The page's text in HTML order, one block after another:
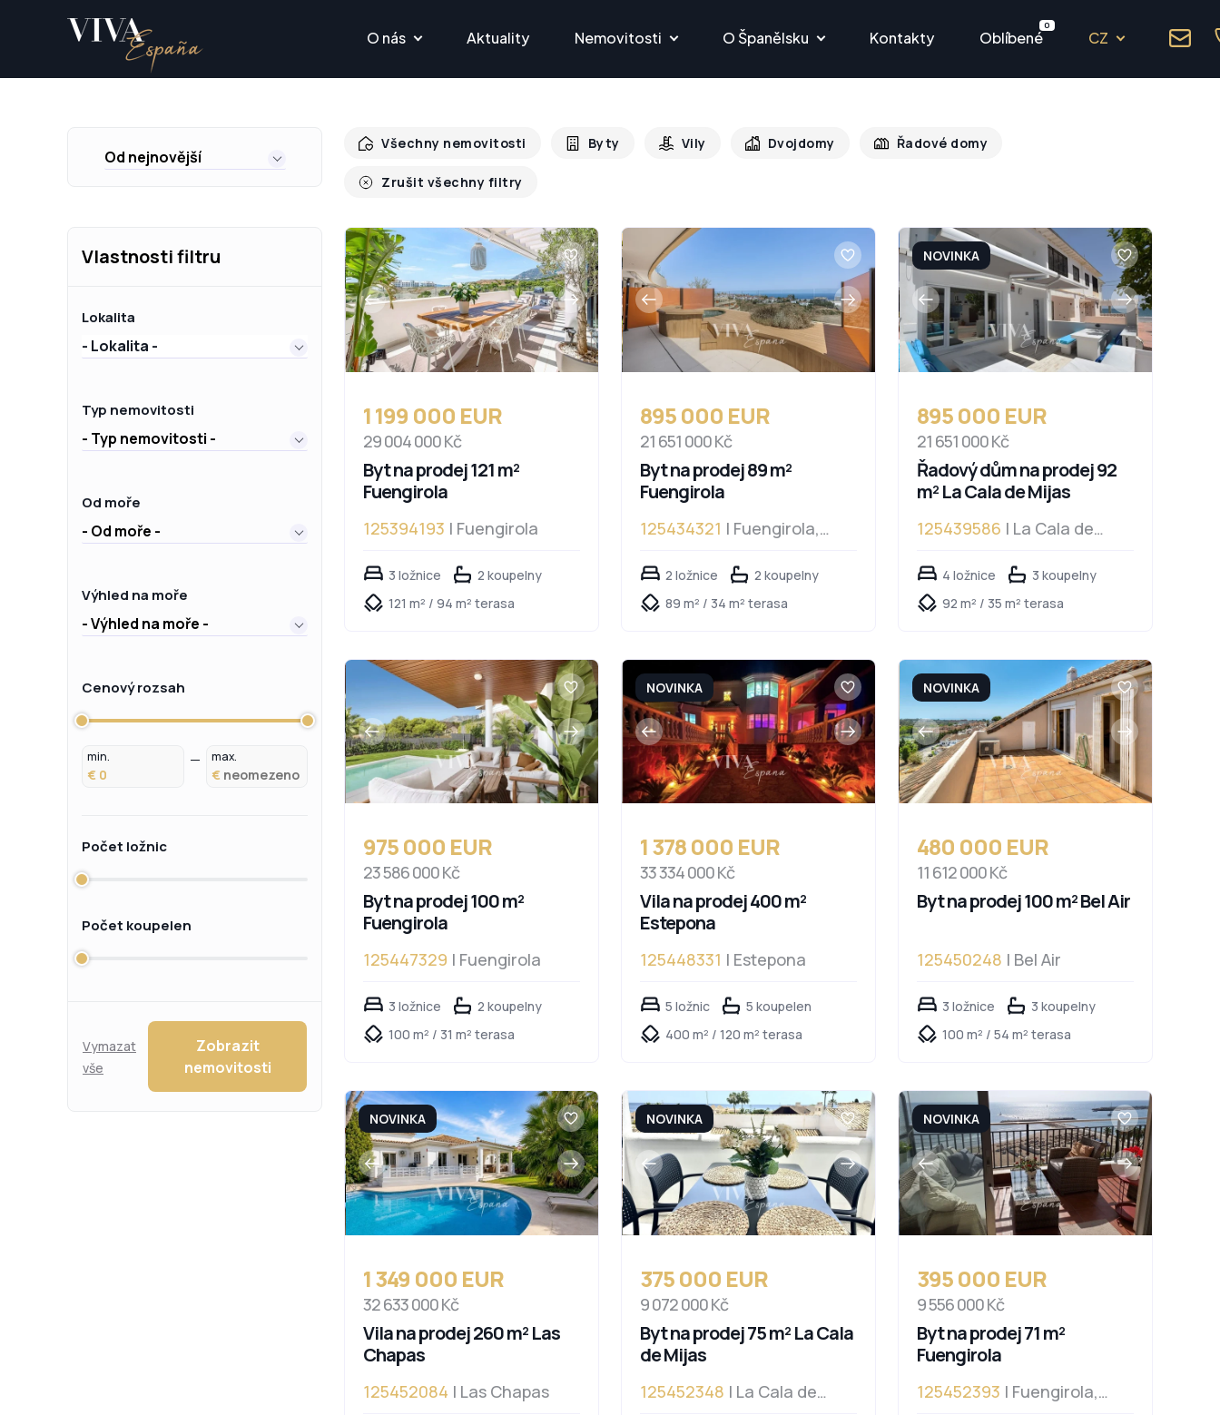
O nás Aktuality Nemovitosti O Španělsku Kontakty Oblíbené
0
CZ
Od nejnovější
Všechny nemovitosti Byty Vily Dvojdomy Řadové domy
Zrušit všechny filtry
Vlastnosti filtru
Lokalita
- Lokalita -
Typ nemovitosti
- Typ nemovitosti -
Od moře
- Od moře -
Výhled na moře
- Výhled na moře -
Cenový rozsah
min.
€
max.
€
Počet ložnic
Počet koupelen
Vymazat
vše
Zobrazit
nemovitosti
1 199 000 EUR
29 004 000 Kč
Byt na prodej 121 m²
Fuengirola
125394193 | Fuengirola
3 ložnice
2 koupelny
121 m² / 94 m² terasa
895 000 EUR
21 651 000 Kč
Byt na prodej 89 m²
Fuengirola
125434321 | Fuengirola,
2 ložnice
2 koupelny
89 m² / 34 m² terasa
NOVINKA
895 000 EUR
21 651 000 Kč
Řadový dům na prodej 92
m² La Cala de Mijas
125439586 | La Cala de
4 ložnice
3 koupelny
92 m² / 35 m² terasa
975 000 EUR
23 586 000 Kč
Byt na prodej 100 m²
Fuengirola
125447329 | Fuengirola
3 ložnice
2 koupelny
100 m² / 31 m² terasa
NOVINKA
1 378 000 EUR
33 334 000 Kč
Vila na prodej 400 m²
Estepona
125448331 | Estepona
5 ložnic
5 koupelen
400 m² / 120 m² terasa
NOVINKA
480 000 EUR
11 612 000 Kč
Byt na prodej 100 m² Bel Air
125450248 | Bel Air
3 ložnice
3 koupelny
100 m² / 54 m² terasa
NOVINKA
1 349 000 EUR
32 633 000 Kč
Vila na prodej 260 m² Las
Chapas
125452084 | Las Chapas
NOVINKA
375 000 EUR
9 072 000 Kč
Byt na prodej 75 m² La Cala
de Mijas
125452348 | La Cala de
NOVINKA
395 000 EUR
9 556 000 Kč
Byt na prodej 71 m²
Fuengirola
125452393 | Fuengirola,